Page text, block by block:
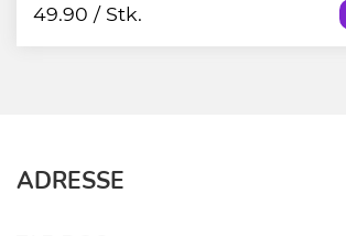
49.90 / Stk.
ADRESSE